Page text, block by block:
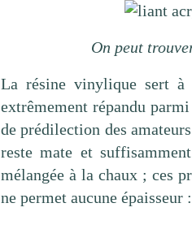
On peut
La résine vinylique sert à
extrêmement répandu
de prédilection des
reste mate et
mélangée à la chaux ; ces
ne permet aucune